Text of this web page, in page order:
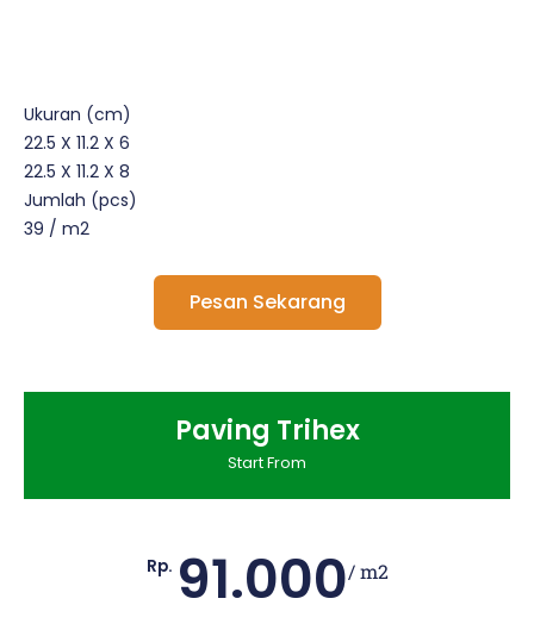
Ukuran (cm)
22.5 X 11.2 X 6
22.5 X 11.2 X 8
Jumlah (pcs)
39 / m2
Pesan Sekarang
Paving Trihex
Start From
Rp. 91.000/ m2